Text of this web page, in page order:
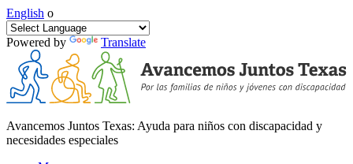
English o
Powered by Translate
Avancemos Juntos Texas: Ayuda para niños con discapacidad y
necesidades especiales